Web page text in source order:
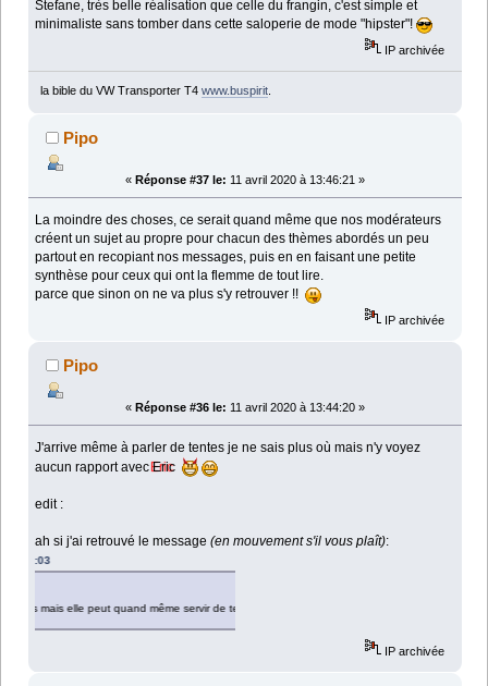
Stefane, très belle réalisation que celle du frangin, c'est simple et
minimaliste sans tomber dans cette saloperie de mode "hipster"!
IP archivée
la bible du VW Transporter T4 www.buspirit.
Pipo
« Réponse #37 le: 11 avril 2020 à 13:46:21 »
La moindre des choses, ce serait quand même que nos modérateurs
créent un sujet au propre pour chacun des thèmes abordés un peu
partout en recopiant nos messages, puis en en faisant une petite
synthèse pour ceux qui ont la flemme de tout lire.
parce que sinon on ne va plus s'y retrouver !!
IP archivée
Pipo
« Réponse #36 le: 11 avril 2020 à 13:44:20 »
J'arrive même à parler de tentes je ne sais plus où mais n'y voyez
aucun rapport avecEric
edit :
ah si j'ai retrouvé le message(en mouvement s'il vous plaît):
peut quand même servir de tente non ?
IP archivée